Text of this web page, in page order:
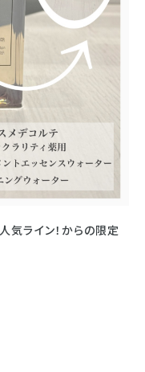
気ライン！からの限定